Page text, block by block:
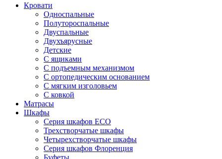
Кровати
Односпальные
Полутороспальные
Двуспальные
Двухъярусные
Детские
С ящиками
С подъемным механизмом
С ортопедическим основанием
С мягким изголовьем
С ковкой
Матрасы
Шкафы
Серия шкафов ECO
Трехстворчатые шкафы
Четырехстворчатые шкафы
Серия шкафов Флоренция
Буфеты